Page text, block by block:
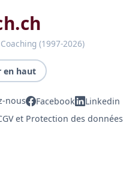
(1997-2026)
en haut
nous Facebook
Linkedin
et Protection des données